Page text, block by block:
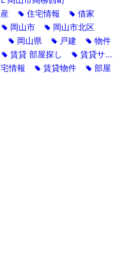
tag住宅情報 tag借家
tag 岡山市 tag 岡山市北区
tag 岡山県 tag 戸建 tag物件
tag賃貸 部屋探し tag賃貸サ...
情報 tag賃貸物件 tag部屋